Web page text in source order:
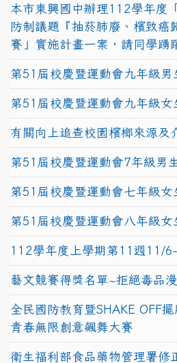
本市東興國中辦理112學年度
防制議題『抽菸肺廢、檳致癌
賽」實施計畫一案，請同學踴
第51屆校慶暨運動會九年級男
第51屆校慶暨運動會九年級女
有關向上追查校園檳榔來源及
第51屆校慶暨運動會7年級男
第51屆校慶暨運動會七年級女
第51屆校慶暨運動會八年級女
112學年度上學期第11週11/
藝文競賽得獎名單~拒絕毒品
全民國防教育暨SHAKE OFF
青春無限創意飆舞大賽
衛生福利部食品藥物管理署修